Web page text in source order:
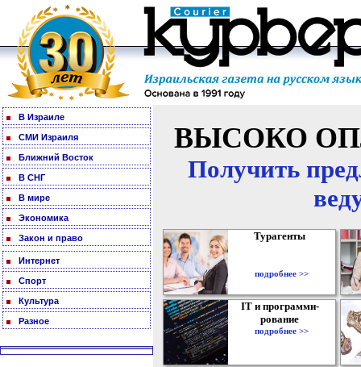
В Израиле
СМИ Израиля
Ближний Восток
В СНГ
В мире
Экономика
Закон и право
Интернет
Спорт
Культура
Разное
ВЫСОКО
Получить
Турагенты
подробнее >>
IT и программи-
рование
подробнее >>